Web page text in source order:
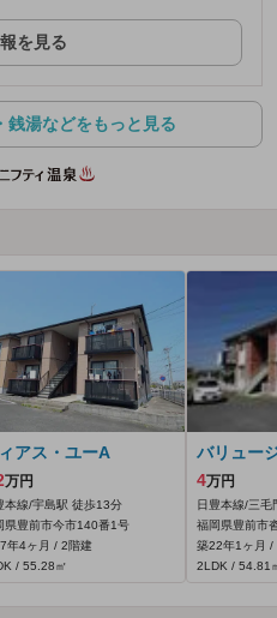
を見る
銭湯などをもっと見る
アス・ユーA
万円
本線/宇島駅 徒歩13分
県豊前市今市140番1号
年4ヶ月 / 2階建
/ 55.28㎡
バリュー
4万円
日豊本線/三毛
福岡県豊前市
築22年1ヶ月 /
2LDK / 54.81